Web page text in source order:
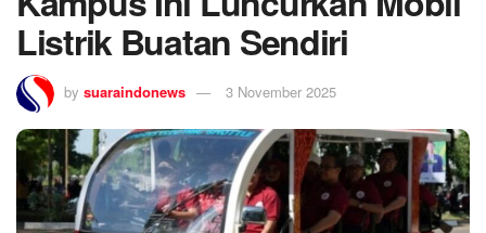
Listrik Buatan Sendiri
by suaraindonews 3 November 2025